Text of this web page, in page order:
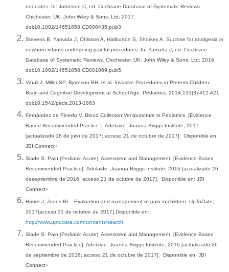
neonates. In: Johnston C, ed. Cochrane Database of Systematic Reviews.
Chichester, UK: John Wiley & Sons, Ltd; 2017.
doi:10.1002/14651858.CD008435.pub3
Stevens B, Yamada J, Ohlsson A, Haliburton S, Shorkey A. Sucrose for analgesia in
newborn infants undergoing painful procedures. In: Yamada J, ed. Cochrane
Database of Systematic Reviews. Chichester, UK: John Wiley & Sons, Ltd; 2016.
doi:10.1002/14651858.CD001069.pub5.
Vinall J, Miller SP, Bjornson BH, et al. Invasive Procedures in Preterm Children:
Brain and Cognitive Development at School Age. Pediatrics. 2014;133(3):412-421.
doi:10.1542/peds.2013-1863
Fernández de Pinedo V. Blood Collecton:Venipuncture in Pediatrics. [Evidence
Based Recommended Practice ]. Adelaide: Joanna Briggs Institute; 2017
[actualizado 18 de julio de 2017; acceso 21 de octubre de 2017]. Disponible en:
JBI Connect+
Slade S. Pain (Pediatric Acute): Assesment and Management. [Evidence Based
Recommended Practice]. Adelaide: Joanna Briggs Institute; 2016 [actualizado 26
deseptiembre de 2016; acceso 21 de octubre de 2017]. Disponible en: JBI
Connect+
Hauer J, Jones BL. Evaluation and management of pain in children. UpToDate;
2017[acceso 31 de octubre de 2017].Disponible en:
http://www.uptodate.com/contents/search
Slade S. Pain (Pediatric Acute): Assesment and Management. [Evidence Based
Recommended Practice]. Adelaide: Joanna Briggs Institute; 2016 [actualizado 26
de septiembre de 2016; acceso 21 de octubre de 2017].
Disponible en: JBI
Connect+